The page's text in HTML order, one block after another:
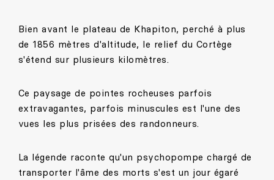
Bien avant le plateau de Khapiton, perché à plus
de 1856 mètres d'altitude, le relief du Cortège
s'étend sur plusieurs kilomètres.
Ce paysage de pointes rocheuses parfois
extravagantes, parfois minuscules est l'une des
vues les plus prisées des randonneurs.
La légende raconte qu'un psychopompe chargé de
transporter l'âme des morts s'est un jour égaré